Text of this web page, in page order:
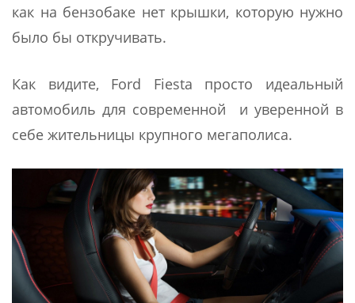
как на бензобаке нет крышки, которую нужно
было бы откручивать.
Как видите, Ford Fiesta просто идеальный
автомобиль для современной и уверенной в
себе жительницы крупного мегаполиса.